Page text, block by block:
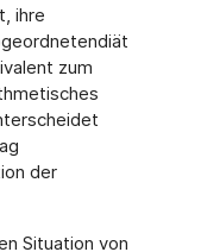
ihre
zum
der
Situation von